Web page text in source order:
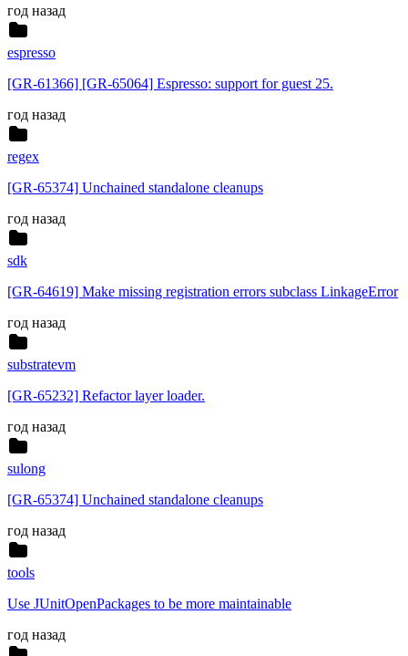
год назад
espresso
[GR-61366] [GR-65064] Espresso: support for guest 25.
год назад
regex
[GR-65374] Unchained standalone cleanups
год назад
sdk
[GR-64619] Make missing registration errors subclass LinkageError
год назад
substratevm
[GR-65232] Refactor layer loader.
год назад
sulong
[GR-65374] Unchained standalone cleanups
год назад
tools
Use JUnitOpenPackages to be more maintainable
год назад